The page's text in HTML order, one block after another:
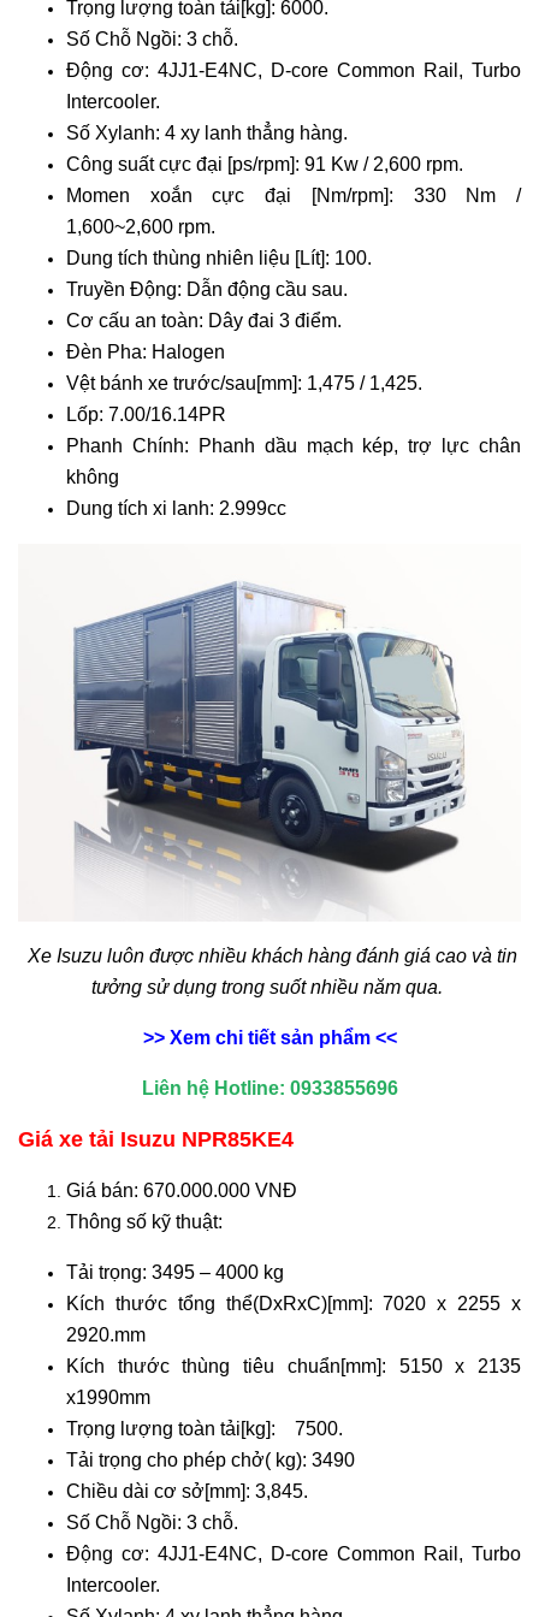
Trọng lượng toàn tải[kg]: 6000.
Số Chỗ Ngồi: 3 chỗ.
Động cơ: 4JJ1-E4NC, D-core Common Rail, Turbo
Intercooler.
Số Xylanh: 4 xy lanh thẳng hàng.
Công suất cực đại [ps/rpm]: 91 Kw / 2,600 rpm.
Momen xoắn cực đại [Nm/rpm]: 330 Nm /
1,600~2,600 rpm.
Dung tích thùng nhiên liệu [Lít]: 100.
Truyền Động: Dẫn động cầu sau.
Cơ cấu an toàn: Dây đai 3 điểm.
Đèn Pha: Halogen
Vệt bánh xe trước/sau[mm]: 1,475 / 1,425.
Lốp: 7.00/16.14PR
Phanh Chính: Phanh dầu mạch kép, trợ lực chân
không
Dung tích xi lanh: 2.999cc
Xe Isuzu luôn được nhiều khách hàng đánh giá cao và tin
tưởng sử dụng trong suốt nhiều năm qua.
>> Xem chi tiết sản phẩm <<
Liên hệ Hotline: 0933855696
Giá xe tải Isuzu NPR85KE4
Giá bán: 670.000.000 VNĐ
Thông số kỹ thuật:
Tải trọng: 3495 – 4000 kg
Kích thước tổng thể(DxRxC)[mm]: 7020 x 2255 x
2920.mm
Kích thước thùng tiêu chuẩn[mm]: 5150 x 2135
x1990mm
Trọng lượng toàn tải[kg]: 7500.
Tải trọng cho phép chở( kg): 3490
Chiều dài cơ sở[mm]: 3,845.
Số Chỗ Ngồi: 3 chỗ.
Động cơ: 4JJ1-E4NC, D-core Common Rail, Turbo
Intercooler.